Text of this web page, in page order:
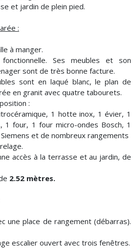
et jardin de plein pied.
:
à manger.
Ses meubles et son
sont de très bonne facture.
sont en laqué blanc, le plan de
en granit avec quatre tabourets.
:
1 hotte inox, 1 évier, 1
1 four, 1 four micro-ondes Bosch, 1
et de nombreux rangements
accès à la terrasse et au jardin, de
2.52 mètres.
une place de rangement (débarras).
escalier ouvert avec trois fenêtres.